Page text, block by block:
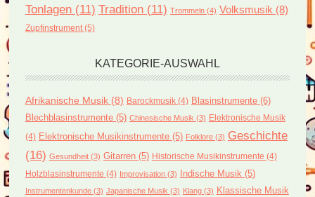
Tonlagen(11) Tradition(11) Trommeln(4) Volksmusik(8)
Zupfinstrument(5)
KATEGORIE-AUSWAHL
Afrikanische Musik(8) Barockmusik(4) Blasinstrumente(6)
Blechblasinstrumente(5) Chinesische Musik(3) Elektronische Musik
(4) Elektronische Musikinstrumente(5) Folklore(3) Geschichte
(16) Gesundheit(3) Gitarren(5) Historische Musikinstrumente (4)
Holzblasinstrumente (4) Improvisation(3) Indische Musik(5)
Instrumentenkunde(3) Japanische Musik(3) Klang(3) Klassische Musik